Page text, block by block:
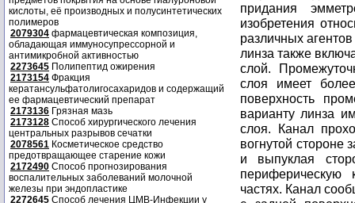
кислоты, её производных и полусинтетических
полимеров
2079304 фармацевтическая композиция,
обладающая иммуносупрессорной и
антимикробной активностью
2273645 Полипептид ожирения
2173154 Фракция
кератансульфатолигосахаридов и содержащий
ее фармацевтический препарат
2173136 Грязная мазь
2173128 Способ хирургического лечения
центральных разрывов сечатки
2078561 Косметическое средство
предотвращающее старение кожи
2172490 Способ прогнозирования
воспалительных заболеваний молочной
железы при эндопластике
2272645 Способ лечения ЦМВ-Инфекции у
придания
изобретения
различных
линза также
слой.
слоя имеет
поверхность
варианту линза
слоя. Канал
вогнутой стороне
и выпуклая
частях. Канал